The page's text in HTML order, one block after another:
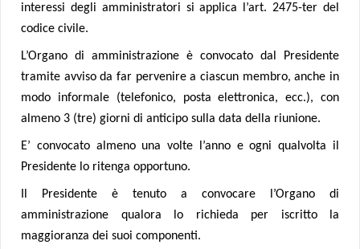
interessi degli amministratori si applica l’art. 2475-ter del
codice civile.
L’Organo di amministrazione è convocato dal Presidente
tramite avviso da far pervenire a ciascun membro, anche in
modo informale (telefonico, posta elettronica, ecc.), con
almeno 3 (tre) giorni di anticipo sulla data della riunione.
E’ convocato almeno una volte l’anno e ogni qualvolta il
Presidente lo ritenga opportuno.
Il Presidente è tenuto a convocare l’Organo di
amministrazione qualora lo richieda per iscritto la
maggioranza dei suoi componenti.